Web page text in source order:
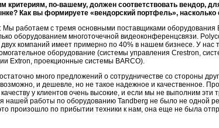
критериям, по-вашему, должен соответствовать вендор,
Как вы формируете «вендорский портфель», насколько
: Мы работаем с тремя основными поставщиками
оборудованием многоточечной видеоконференцсвязи.
двух компаний имеет примерно по 40% в нашем бизнесе. У
оборудование (системы управления Crestron,
Extron, проекционные системы BARCO).
много предложений о сотрудничестве со стороны
и дешевле, но не такое надежное и качественное.
у клиентов очень высокие, и если мы не выполним
нашей работы по оборудованию Tandberg не было не одной
произошло по прибытии техники к нам, она еще не была